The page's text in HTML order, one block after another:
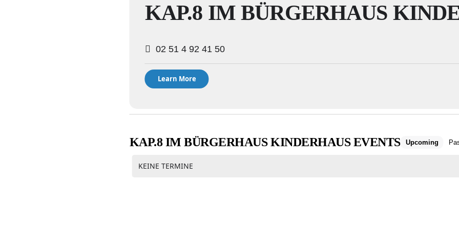
KAP.8 IM BÜRGERHAUS
02 51 4 92 41 50
Learn More
KAP.8 IM BÜRGERHAUS KINDERHAUS EVENTS Upcoming
KEINE TERMINE